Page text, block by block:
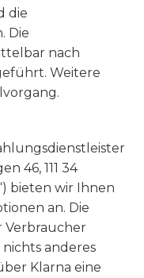
die
Die
nach
Weitere
46, 111 34
bieten wir Ihnen
an. Die
Verbraucher
anderes
Klarna eine